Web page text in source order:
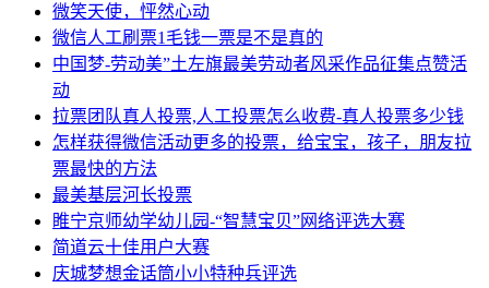
微笑天使，怦然心动
微信人工刷票1毛钱一票是不是真的
中国梦-劳动美”土左旗最美劳动者风采作品征集点赞活
动
拉票团队真人投票,人工投票怎么收费-真人投票多少钱
怎样获得微信活动更多的投票，给宝宝，孩子，朋友拉
票最快的方法
最美基层河长投票
睢宁京师幼学幼儿园-“智慧宝贝”网络评选大赛
简道云十佳用户大赛
庆城梦想金话筒小小特种兵评选